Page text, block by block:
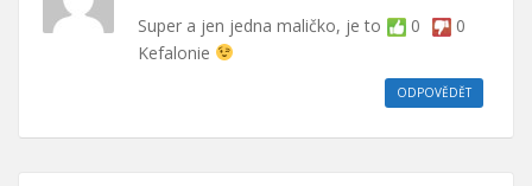
0 0
Super a jen jedna maličko, je to
Kefalonie
ODPOVĚDĚT